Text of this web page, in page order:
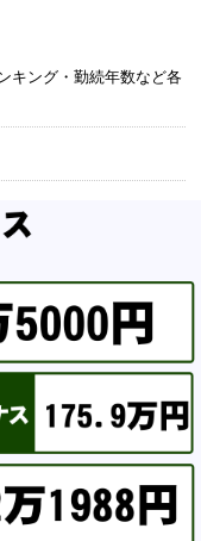
キング・勤続年数など各